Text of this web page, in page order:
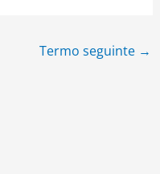
Termo seguinte →